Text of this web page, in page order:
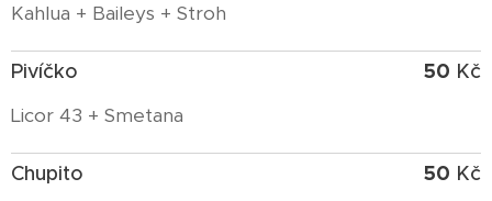
Kahlua + Baileys + Stroh
Pivíčko
Licor 43 + Smetana
50 Kč
Chupito
50 Kč